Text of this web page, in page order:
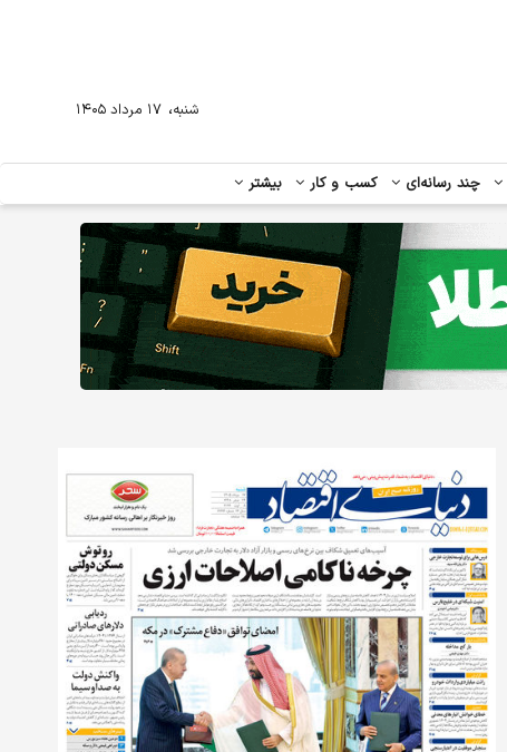
چند رسانه‌ای کسب و کار بیشتر
شنبه، ۱۷ مرداد ۱۴۰۵